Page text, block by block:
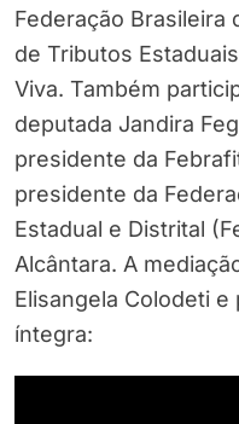
Federação Brasileira
de Tributos
Viva. Também
deputada Jandira
presidente da
presidente da
Estadual e Distrital
Alcântara. A
Elisangela Colodeti
íntegra: